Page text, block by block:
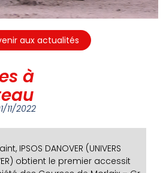
aux actualités
à
11/2022
IPSOS DANOVER (UNIVERS
obtient le premier accessit